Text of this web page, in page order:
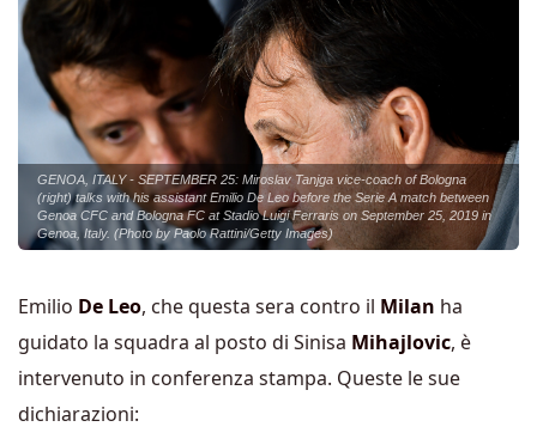
GENOA, ITALY - SEPTEMBER 25: Miroslav Tanjga vice-coach of Bologna
(right) talks with his assistant Emilio De Leo before the Serie A match between
Genoa CFC and Bologna FC at Stadio Luigi Ferraris on September 25, 2019 in
Genoa, Italy. (Photo by Paolo Rattini/Getty Images)
Emilio De Leo, che questa sera contro il Milan ha
guidato la squadra al posto di Sinisa Mihajlovic, è
intervenuto in conferenza stampa. Queste le sue
dichiarazioni: